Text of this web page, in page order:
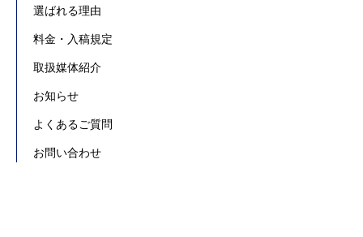
選ばれる理由
料金・入稿規定
取扱媒体紹介
お知らせ
よくあるご質問
お問い合わせ